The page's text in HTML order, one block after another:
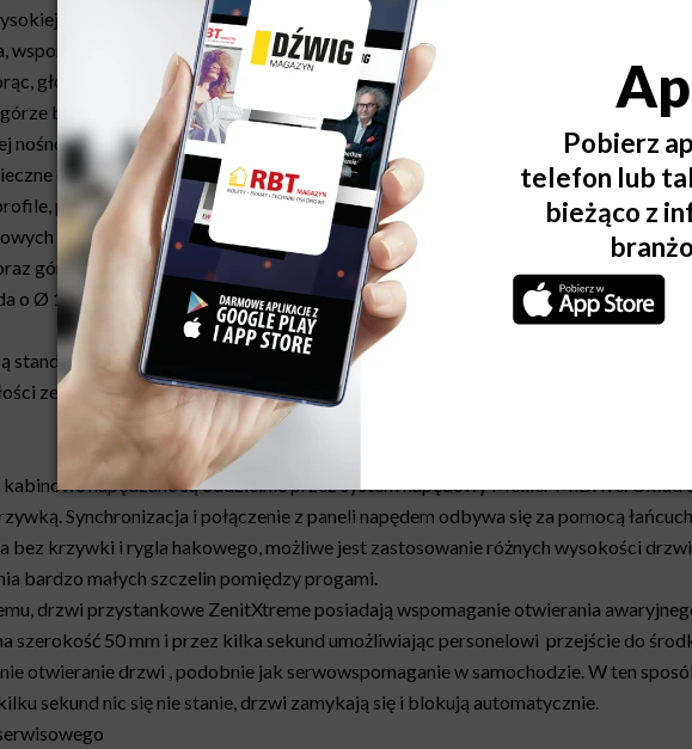
dostępności dźwigu.
wspornik progu, próg i osłona drzwi są centralnie podzielone dla wszystkich
główną koncepcją projektową nowych drzwi do dużych obciążeń jest
belki i ustawiany pionowo za pomocą przyrządu montażowego. Dolna część
nośności (maks. obciążenie koła 5,0 tony) jest zawsze podzielony na dwie
do pracy paneli.
progi i belki boczne
i ościeżnic bocznych zamontowany jest profil ; przy otwieraniu panele
górne i boczne ościeżnice mogą być wymieniane indywidualnie.
o Ø 120 mm) są wytaczane z odlewu poliamidowego i z wprasowanym
standardowo wykonane z blachy powlekanej powłoką cynkowo-magnezową lub
ze stali nierdzewnej. Panele drzwi są również dostępne z okładziną ze stali
napędzane są oddzielnie przez system napędowy Meiller MiDrive.
Synchronizacja i połączenie z paneli napędem odbywa się za pomocą
bez krzywki i rygla hakowego, możliwe jest zastosowanie różnych wysokości
bardzo małych szczelin pomiędzy progami.
drzwi przystankowe ZenitXtreme posiadają wspomaganie otwierania
szerokość 50 mm i przez kilka sekund umożliwiając personelowi przejście do
otwieranie drzwi , podobnie jak serwowspomaganie w samochodzie. W ten
sekund nic się nie stanie, drzwi zamykają się i blokują automatycznie.